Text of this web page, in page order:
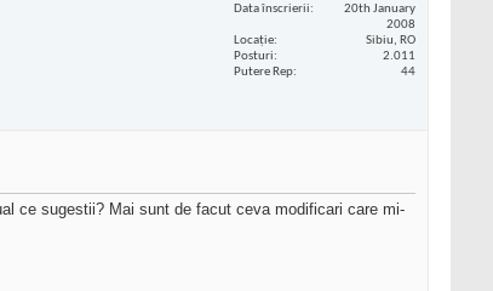
Data înscrierii
20th January
2008
Locaţie
Sibiu, RO
Posturi
2.011
Putere Rep
44
ce sugestii? Mai sunt de facut ceva modificari care mi-